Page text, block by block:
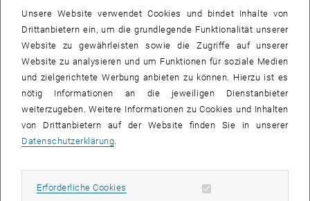
diskutiert werden.
4. Forum für Eltern und Kinder – Kinder und (oder?) Karriere
Start des Familientages ist das Forum für Eltern und Kinder. Die
Eröffnung übernehmen Rektorin Sabine Seidler und Vizerektorin
Anna Steiger. Als erste österreichische Universität hat die TU Wien
eine derartige Plattform initiiert – 2013 findet das Forum bereits
zum vierten Mal statt. Karenzierte MitarbeiterInnen haben die
Möglichkeit mit VertreterInnen des Rektorats zu sprechen,
auszutauschen.
Unsere Website verwendet Cookies und bindet Inhalte von
Drittanbietern ein, um die grundlegende Funktionalität unserer
Website zu gewährleisten sowie die Zugriffe auf unserer
Website zu analysieren und um Funktionen für soziale Medien
und zielgerichtete Werbung anbieten zu können. Hierzu ist es
nötig Informationen an die jeweiligen Dienstanbieter
weiterzugeben. Weitere Informationen zu Cookies und Inhalten
von Drittanbietern auf der Website finden Sie in unserer
Datenschutzerklärung.
Erforderliche Cookies Erforderliche Cookies zulassen